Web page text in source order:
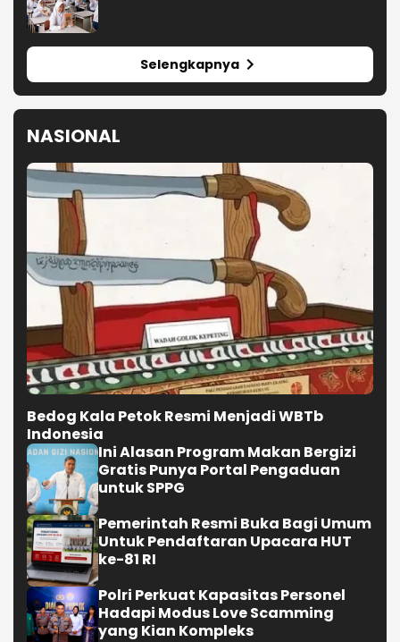
Selengkapnya
NASIONAL
Bedog Kala Petok Resmi Menjadi WBTb
Indonesia
Ini Alasan Program Makan Bergizi
Gratis Punya Portal Pengaduan
untuk SPPG
Pemerintah Resmi Buka Bagi Umum
Untuk Pendaftaran Upacara HUT
ke-81 RI
Polri Perkuat Kapasitas Personel
Hadapi Modus Love Scamming
yang Kian Kompleks